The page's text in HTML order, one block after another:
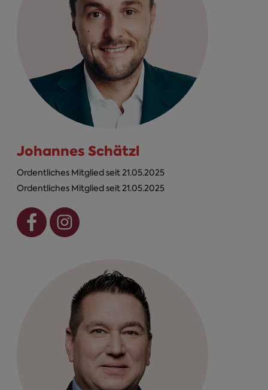
Johannes Schätzl
Ordentliches Mitglied seit 21.05.2025
Ordentliches Mitglied seit 21.05.2025